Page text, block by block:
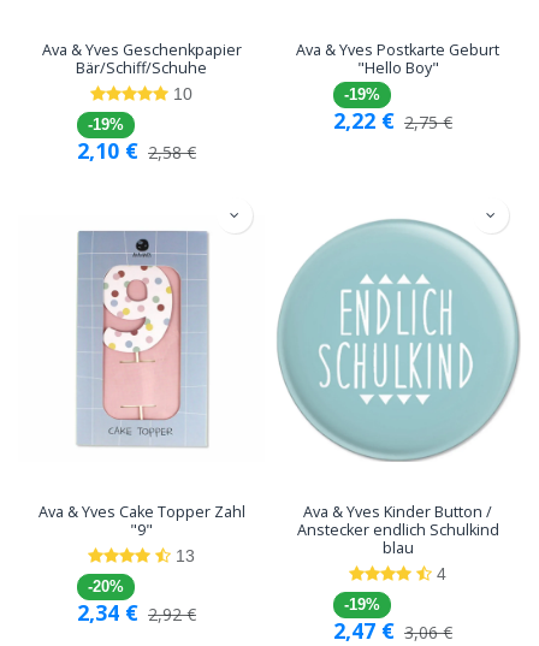
Ava & Yves Geschenkpapier
Bär/Schiff/Schuhe
10
-19%
2,10 € 2,58€
Ava & Yves Postkarte Geburt
"Hello Boy"
-19%
2,22 € 2,75€
Ava & Yves Cake Topper Zahl
"9"
13
-20%
2,34 € 2,92€
Ava & Yves Kinder Button /
Anstecker endlich Schulkind
blau
4
-19%
2,47 € 3,06€